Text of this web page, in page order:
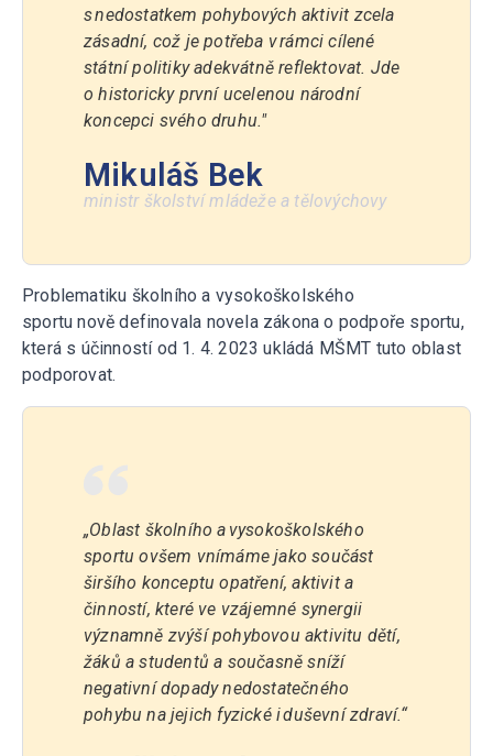
s nedostatkem pohybových aktivit zcela
zásadní, což je potřeba v rámci cílené
státní politiky adekvátně reflektovat. Jde
o historicky první ucelenou národní
koncepci svého druhu."
Mikuláš Bek
ministr školství mládeže a tělovýchovy
Problematiku školního a vysokoškolského
sportu nově definovala novela zákona o podpoře sportu,
která s účinností od 1. 4. 2023 ukládá MŠMT tuto oblast
podporovat.
„Oblast školního a vysokoškolského
sportu ovšem vnímáme jako součást
širšího konceptu opatření, aktivit a
činností, které ve vzájemné synergii
významně zvýší pohybovou aktivitu dětí,
žáků a studentů a současně sníží
negativní dopady nedostatečného
pohybu na jejich fyzické i duševní zdraví.“